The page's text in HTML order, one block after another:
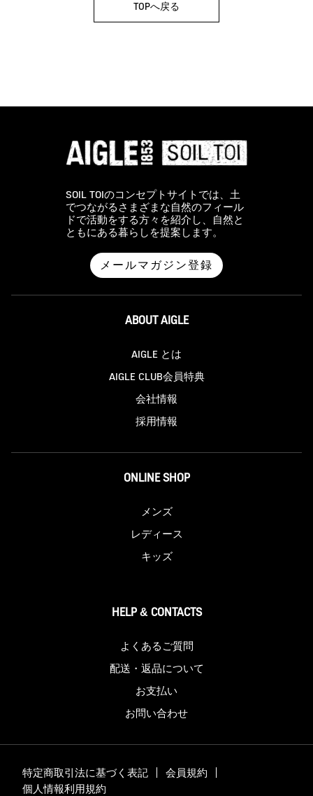
TOPへ戻る
SOIL TOIのコンセプトサイトでは、土
でつながるさまざまな自然のフィール
ドで活動をする方々を紹介し、自然と
ともにある暮らしを提案します。
メールマガジン登録
ABOUT AIGLE
AIGLE とは
AIGLE CLUB会員特典
会社情報
採用情報
ONLINE SHOP
メンズ
レディース
キッズ
HELP & CONTACTS
よくあるご質問
配送・返品について
お支払い
お問い合わせ
特定商取引法に基づく表記
会員規約
個人情報利用規約